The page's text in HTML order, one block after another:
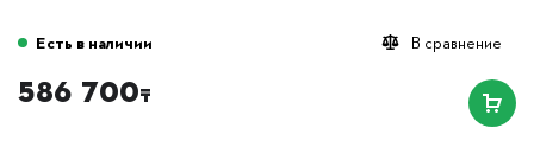
В сравнение
Есть в наличии
586 700₸